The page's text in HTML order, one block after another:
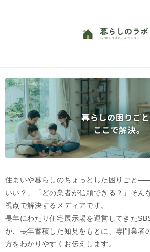
住まいや暮らしのちょっとした困りごと
いい？」「どの業者が信頼できる？」そん
視点で解決するメディアです。
長年にわたり住宅展示場を運営してきた
が、長年蓄積した知見をもとに、専門業者
方をわかりやすくお伝えします。